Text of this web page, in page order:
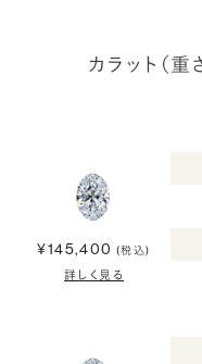
カラット（
¥145,400 (税込)
詳しく見る